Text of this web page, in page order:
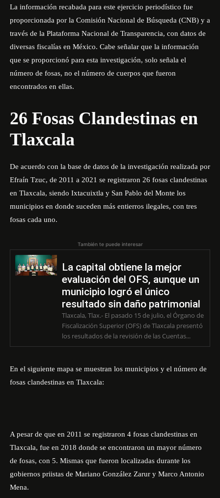
La información recabada para este ejercicio periodístico fue
proporcionada por la Comisión Nacional de Búsqueda (CNB) y a
través de la Plataforma Nacional de Transparencia, con datos de
diversas fiscalías en México. Cabe señalar que la información
que se proporcionó para esta investigación, solo señala el
número de fosas, no el número de cuerpos que fueron
encontrados en ellas.
26 Fosas Clandestinas en
Tlaxcala
De acuerdo con la base de datos de la investigación realizada por
Efraín Tzuc, de 2011 a 2021 se registraron 26 fosas clandestinas
en Tlaxcala, siendo Ixtacuixtla y San Pablo del Monte los
municipios en donde suceden más entierros ilegales, con tres
fosas cada uno.
También te puede interesar
La capital obtiene la mejor
evaluación del OFS, aunque un
municipio logró el único
resultado sin daño patrimonial
Tlaxcala, Tlax.- El pasado 15 de julio, el Órgano de
Fiscalización Superior (OFS) de Tlaxcala presentó
los resultados de la revisión de las Cuentas...
En el siguiente mapa se muestran los municipios y el número de
fosas clandestinas en Tlaxcala:
A pesar de que en 2011 se registraron 4 fosas clandestinas en
Tlaxcala, fue en 2018 donde se encontraron un mayor número
de fosas, con 5. Mismas que fueron localizadas durante los
gobiernos priistas de Mariano González Zarur y Marco Antonio
Mena.